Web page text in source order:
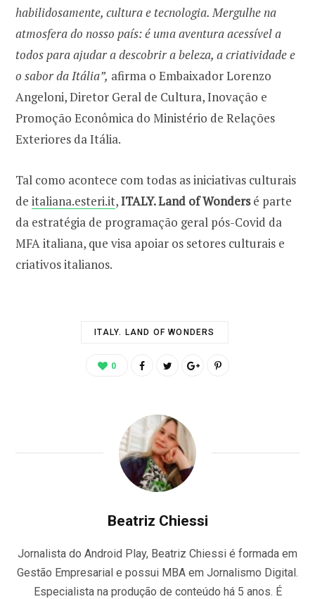
habilidosamente, cultura e tecnologia. Mergulhe na
atmosfera do nosso país: é uma aventura acessível a
todos para ajudar a descobrir a beleza, a criatividade e
o sabor da Itália”, afirma o Embaixador Lorenzo
Angeloni, Diretor Geral de Cultura, Inovação e
Promoção Econômica do Ministério de Relações
Exteriores da Itália.
Tal como acontece com todas as iniciativas culturais
de italiana.esteri.it,ITALY. Land of Wondersé parte
da estratégia de programação geral pós-Covid da
MFA italiana, que visa apoiar os setores culturais e
criativos italianos.
ITALY. LAND OF WONDERS
0
Beatriz Chiessi
Jornalista do Android Play, Beatriz Chiessi é formada em
Gestão Empresarial e possui MBA em Jornalismo Digital.
Especialista na produção de conteúdo há 5 anos. É